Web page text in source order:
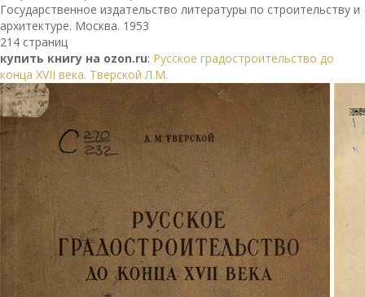
Государственное издательство литературы по строительству и
архитектуре. Москва. 1953
214 страниц
купить книгу на ozon.ru: Русское градостроительство до
конца XVII века. Тверской Л.М.